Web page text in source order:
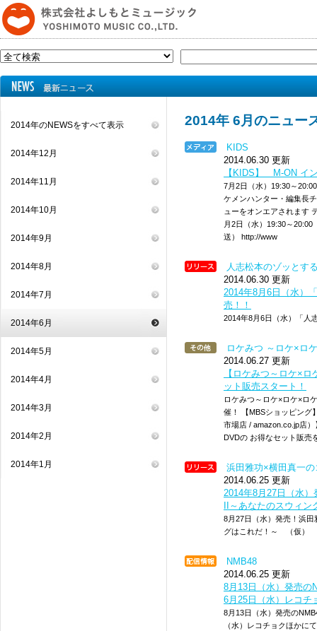
2014年のNEWSをすべて表示
2014年12月
2014年11月
2014年10月
2014年9月
2014年8月
2014年7月
2014年6月
2014年5月
2014年4月
2014年3月
2014年2月
2014年1月
2014年 6月のニュー
KIDS
2014.06.30 更新
【KIDS】 M-ON イ
7月2日（水）19:30～
ケメンハンター・編集長
ューをオンエアされます
月2日（水）19:30～
送） http://www
人志松本のゾッとす
2014.06.30 更新
2014年8月6日（水）
売！！
2014年8月6日（水）「人
ロケみつ ～ロケ×ロ
2014.06.27 更新
【ロケみつ～ロケ×
ット販売スタート！
ロケみつ～ロケ×ロケ×ロ
催！ 【MBSショッピング
市場店 / amazon.co.jp店
DVDの お得なセット販売
浜田雅功×横田真一
2014.06.25 更新
2014年8月27日（水
II～あなたのスウィ
8月27日（水）発売！浜
グはこれだ！～ （仮）
NMB48
2014.06.25 更新
8月13日（水）発売の
6月25日（水）レコチ
8月13日（水）発売の
（水）レコチョクほかに